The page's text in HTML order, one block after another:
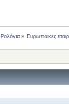
Ρολόγια » Ευρωπαικες